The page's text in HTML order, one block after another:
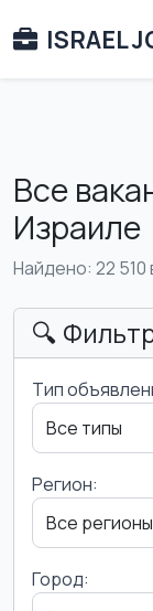
ISRAEL
Все
Израиле
Найдено: 22 510
🔍
Тип
Регион:
Город: